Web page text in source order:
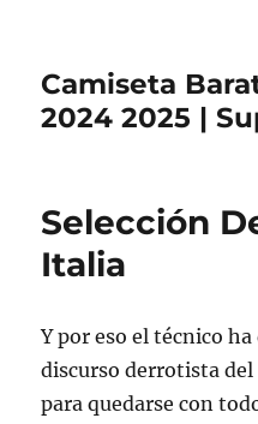
Camiseta
2024 2025 |
Selección
Italia
Y por eso el técnico
discurso derrotista del
para quedarse con